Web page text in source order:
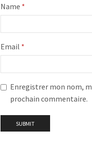
Name *
Email *
Enregistrer mon nom,
prochain commentaire.